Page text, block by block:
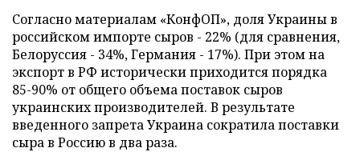
Согласно материалам «КонфОП», доля Украины в
российском импорте сыров - 22% (для сравнения,
Белоруссия - 34%, Германия - 17%). При этом на
экспорт в РФ исторически приходится порядка
85-90% от общего объема поставок сыров
украинских производителей. В результате
введенного запрета Украина сократила поставки
сыра в Россию в два раза.